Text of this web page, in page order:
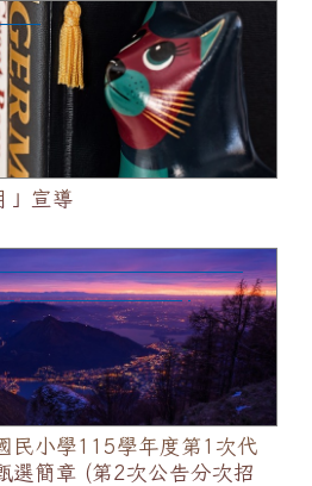
導
」宣導
小學115學年度第1次代理教
(第2次公告分次招考)
民小學115學年度第1次代
選簡章 (第2次公告分次招